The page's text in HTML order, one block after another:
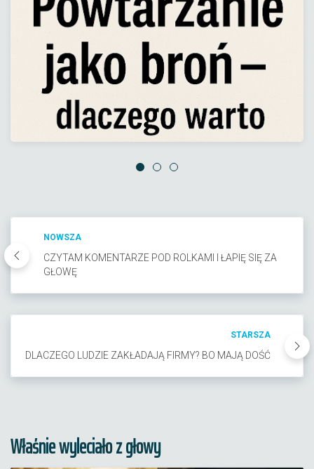
NOWSZA
CZYTAM KOMENTARZE POD ROLKAMI I ŁAPIĘ SIĘ ZA
GŁOWĘ
STARSZA
DLACZEGO LUDZIE ZAKŁADAJĄ FIRMY? BO MAJĄ DOŚĆ
Właśnie wyleciało z głowy